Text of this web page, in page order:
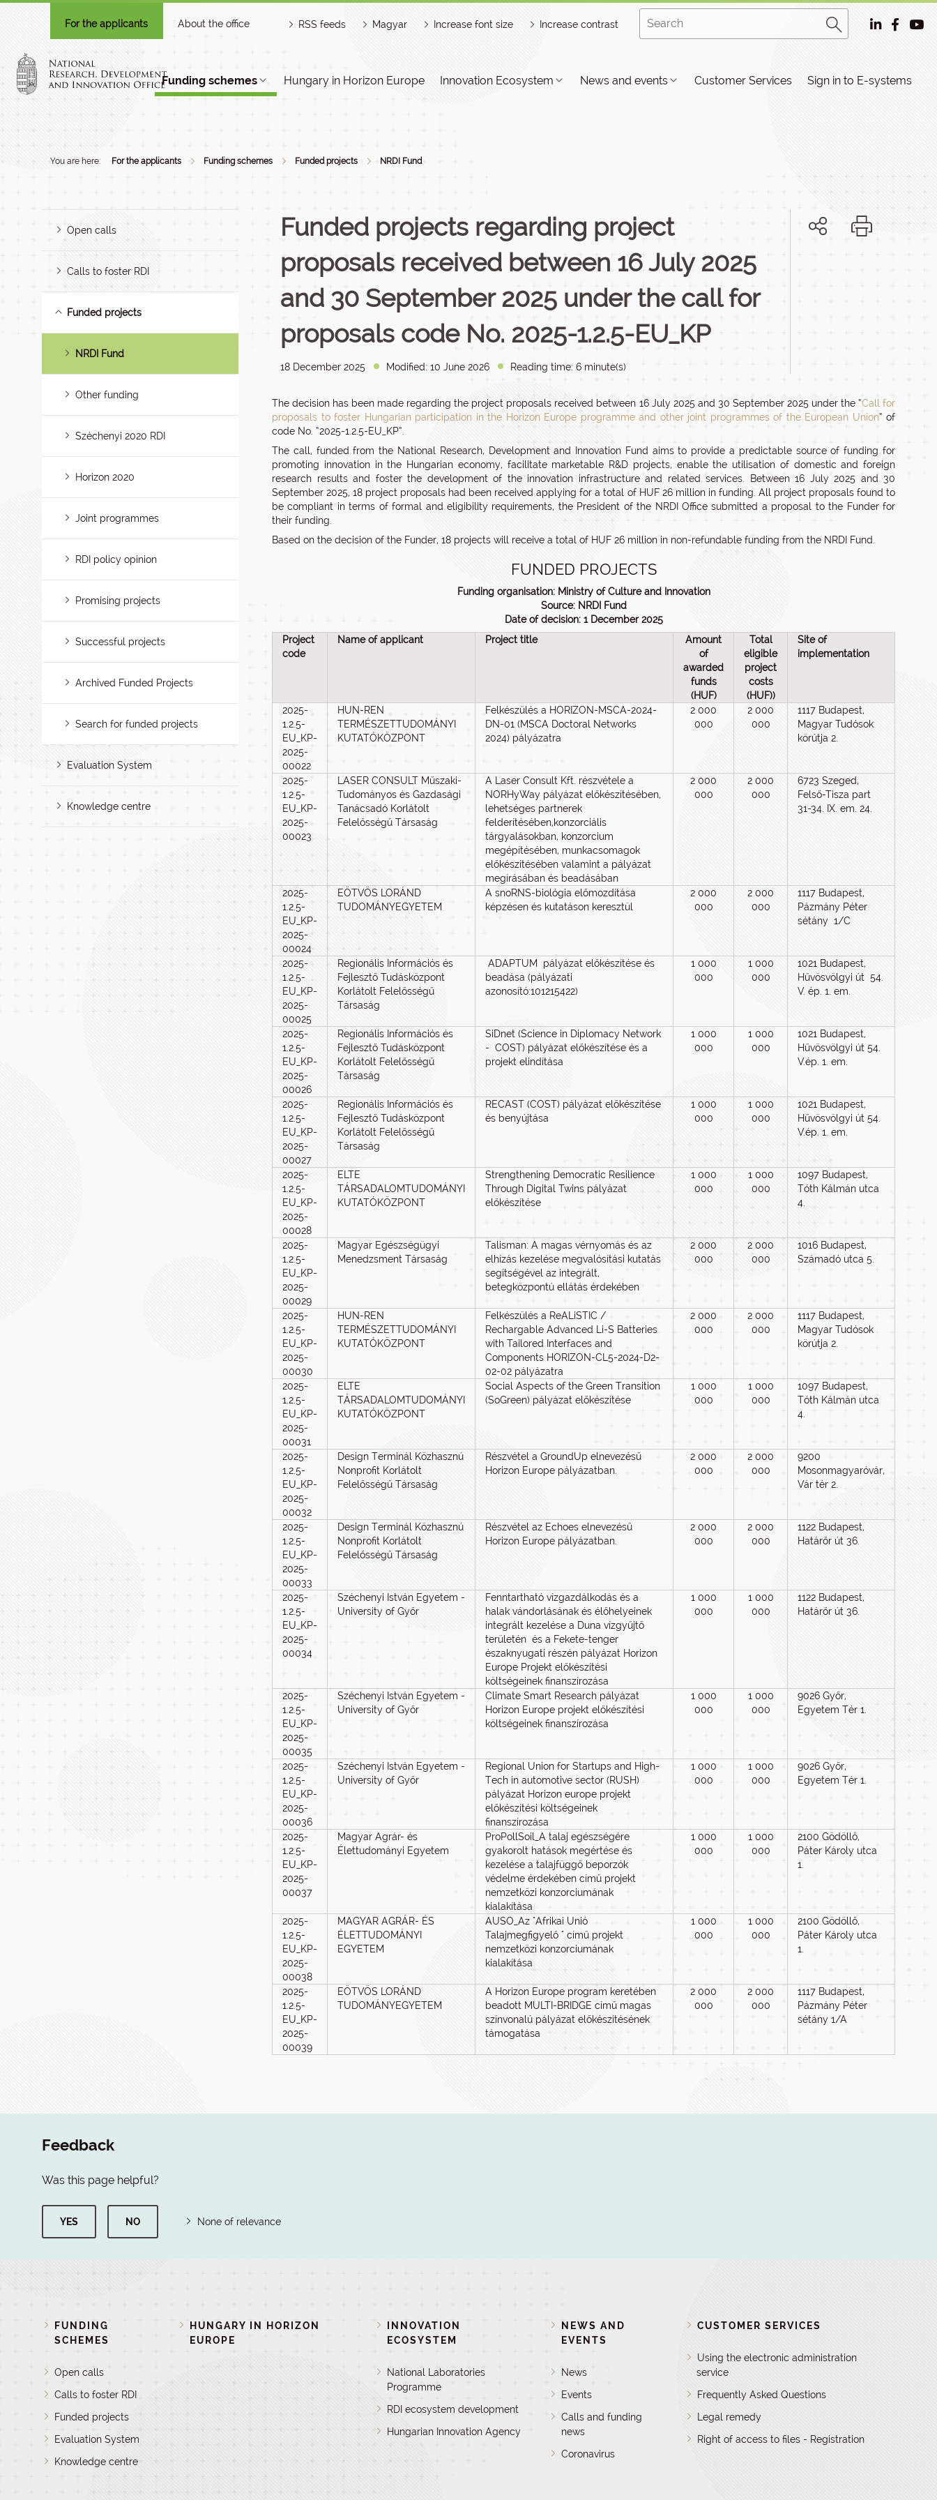
For the applicants About the office RSS feeds Magyar Increase font size Increase contrast
Funding schemes Hungary in Horizon Europe Innovation Ecosystem News and events Customer Services Sign in to E-systems
You are here: For the applicants Funding schemes Funded projects NRDI Fund
Open calls
Calls to foster RDI
Funded projects
NRDI Fund
Other funding
Széchenyi 2020 RDI
Horizon 2020
Joint programmes
RDI policy opinion
Promising projects
Successful projects
Archived Funded Projects
Search for funded projects
Evaluation System
Knowledge centre
Funded projects regarding project
proposals received between 16 July 2025
and 30 September 2025 under the call for
proposals code No. 2025-1.2.5-EU_KP
18 December 2025 Modified: 10 June 2026 Reading time: 6 minute(s)
The decision has been made regarding the project proposals received between 16 July 2025 and 30 September 2025 under the “Call for
proposals to foster Hungarian participation in the Horizon Europe programme and other joint programmes of the European Union” of
code No. “2025-1.2.5-EU_KP”.
The call, funded from the National Research, Development and Innovation Fund aims to provide a predictable source of funding for
promoting innovation in the Hungarian economy, facilitate marketable R&D projects, enable the utilisation of domestic and foreign
research results and foster the development of the innovation infrastructure and related services. Between 16 July 2025 and 30
September 2025, 18 project proposals had been received applying for a total of HUF 26 million in funding. All project proposals found to
be compliant in terms of formal and eligibility requirements, the President of the NRDI Office submitted a proposal to the Funder for
their funding.
Based on the decision of the Funder, 18 projects will receive a total of HUF 26 million in non-refundable funding from the NRDI Fund.
FUNDED PROJECTS
Funding organisation: Ministry of Culture and Innovation
Source: NRDI Fund
Date of decision: 1 December 2025
Project
code
Name of applicant Project title
Amount
of
awarded
funds
(HUF)
Total
eligible
project
costs
(HUF))
Site of
implementation
2025-
1.2.5-
EU_KP-
2025-
00022
HUN-REN
TERMÉSZETTUDOMÁNYI
KUTATÓKÖZPONT
Felkészülés a HORIZON-MSCA-2024-
DN-01 (MSCA Doctoral Networks
2024) pályázatra
2 000
000
2 000
000
1117 Budapest,
Magyar Tudósok
körútja 2.
2025-
1.2.5-
EU_KP-
2025-
00023
LASER CONSULT Műszaki-
Tudományos és Gazdasági
Tanácsadó Korlátolt
Felelősségű Társaság
A Laser Consult Kft. részvétele a
NORHyWay pályázat előkészítésében,
lehetséges partnerek
felderítésében,konzorciális
tárgyalásokban, konzorcium
megépítésében, munkacsomagok
előkészítésében valamint a pályázat
megírásában és beadásában
2 000
000
2 000
000
6723 Szeged,
Felső-Tisza part
31-34. IX. em. 24.
2025-
1.2.5-
EU_KP-
2025-
00024
EÖTVÖS LORÁND
TUDOMÁNYEGYETEM
A snoRNS-biológia előmozdítása
képzésen és kutatáson keresztül
2 000
000
2 000
000
1117 Budapest,
Pázmány Péter
sétány 1/C
2025-
1.2.5-
EU_KP-
2025-
00025
Regionális Információs és
Fejlesztő Tudásközpont
Korlátolt Felelősségű
Társaság
ADAPTUM pályázat előkészítése és
beadása (pályázati
azonosító:101215422)
1 000
000
1 000
000
1021 Budapest,
Hűvösvölgyi út 54.
V. ép. 1. em.
2025-
1.2.5-
EU_KP-
2025-
00026
Regionális Információs és
Fejlesztő Tudásközpont
Korlátolt Felelősségű
Társaság
SiDnet (Science in Diplomacy Network
- COST) pályázat előkészítése és a
projekt elindítása
1 000
000
1 000
000
1021 Budapest,
Hűvösvölgyi út 54.
V.ép. 1. em.
2025-
1.2.5-
EU_KP-
2025-
00027
Regionális Információs és
Fejlesztő Tudásközpont
Korlátolt Felelősségű
Társaság
RECAST (COST) pályázat előkészítése
és benyújtása
1 000
000
1 000
000
1021 Budapest,
Hűvösvölgyi út 54.
V.ép. 1. em.
2025-
1.2.5-
EU_KP-
2025-
00028
ELTE
TÁRSADALOMTUDOMÁNYI
KUTATÓKÖZPONT
Strengthening Democratic Resilience
Through Digital Twins pályázat
előkészítése
1 000
000
1 000
000
1097 Budapest,
Tóth Kálmán utca
4.
2025-
1.2.5-
EU_KP-
2025-
00029
Magyar Egészségügyi
Menedzsment Társaság
Talisman: A magas vérnyomás és az
elhízás kezelése megvalósítási kutatás
segítségével az integrált,
betegközpontú ellátás érdekében
2 000
000
2 000
000
1016 Budapest,
Számadó utca 5.
2025-
1.2.5-
EU_KP-
2025-
00030
HUN-REN
TERMÉSZETTUDOMÁNYI
KUTATÓKÖZPONT
Felkészülés a ReALiSTIC /
Rechargable Advanced Li-S Batteries
with Tailored Interfaces and
Components HORIZON-CL5-2024-D2-
02-02 pályázatra
2 000
000
2 000
000
1117 Budapest,
Magyar Tudósok
körútja 2.
2025-
1.2.5-
EU_KP-
2025-
00031
ELTE
TÁRSADALOMTUDOMÁNYI
KUTATÓKÖZPONT
Social Aspects of the Green Transition
(SoGreen) pályázat előkészítése
1 000
000
1 000
000
1097 Budapest,
Tóth Kálmán utca
4.
2025-
1.2.5-
EU_KP-
2025-
00032
Design Terminál Közhasznú
Nonprofit Korlátolt
Felelősségű Társaság
Részvétel a GroundUp elnevezésű
Horizon Europe pályázatban.
2 000
000
2 000
000
9200
Mosonmagyaróvár,
Vár tér 2.
2025-
1.2.5-
EU_KP-
2025-
00033
Design Terminál Közhasznú
Nonprofit Korlátolt
Felelősségű Társaság
Részvétel az Echoes elnevezésű
Horizon Europe pályázatban.
2 000
000
2 000
000
1122 Budapest,
Határőr út 36.
2025-
1.2.5-
EU_KP-
2025-
00034
Széchenyi István Egyetem -
University of Győr
Fenntartható vízgazdálkodás és a
halak vándorlásának és élőhelyeinek
integrált kezelése a Duna vízgyűjtő
területén és a Fekete-tenger
északnyugati részén pályázat Horizon
Europe Projekt előkészítési
költségeinek finanszírozása
1 000
000
1 000
000
1122 Budapest,
Határőr út 36.
2025-
1.2.5-
EU_KP-
2025-
00035
Széchenyi István Egyetem -
University of Győr
Climate Smart Research pályázat
Horizon Europe projekt előkészítési
költségeinek finanszírozása
1 000
000
1 000
000
9026 Győr,
Egyetem Tér 1.
2025-
1.2.5-
EU_KP-
2025-
00036
Széchenyi István Egyetem -
University of Győr
Regional Union for Startups and High-
Tech in automotive sector (RUSH)
pályázat Horizon europe projekt
előkészítési költségeinek
finanszírozása
1 000
000
1 000
000
9026 Győr,
Egyetem Tér 1.
2025-
1.2.5-
EU_KP-
2025-
00037
Magyar Agrár- és
Élettudományi Egyetem
ProPollSoil_A talaj egészségére
gyakorolt hatások megértése és
kezelése a talajfüggő beporzók
védelme érdekében című projekt
nemzetközi konzorciumának
kialakítása
1 000
000
1 000
000
2100 Gödöllő,
Páter Károly utca
1.
2025-
1.2.5-
EU_KP-
2025-
00038
MAGYAR AGRÁR- ÉS
ÉLETTUDOMÁNYI
EGYETEM
AUSO_Az "Afrikai Unió
Talajmegfigyelő " című projekt
nemzetközi konzorciumának
kialakítása
1 000
000
1 000
000
2100 Gödöllő,
Páter Károly utca
1.
2025-
1.2.5-
EU_KP-
2025-
00039
EÖTVÖS LORÁND
TUDOMÁNYEGYETEM
A Horizon Europe program keretében
beadott MULTI-BRIDGE című magas
színvonalú pályázat előkészítésének
támogatása
2 000
000
2 000
000
1117 Budapest,
Pázmány Péter
sétány 1/A
Feedback
Was this page helpful?
YES NO None of relevance
FUNDING
SCHEMES
Open calls
Calls to foster RDI
Funded projects
Evaluation System
Knowledge centre
HUNGARY IN HORIZON
EUROPE
INNOVATION
ECOSYSTEM
National Laboratories
Programme
RDI ecosystem development
Hungarian Innovation Agency
NEWS AND
EVENTS
News
Events
Calls and funding
news
Coronavirus
CUSTOMER SERVICES
Using the electronic administration
service
Frequently Asked Questions
Legal remedy
Right of access to files - Registration